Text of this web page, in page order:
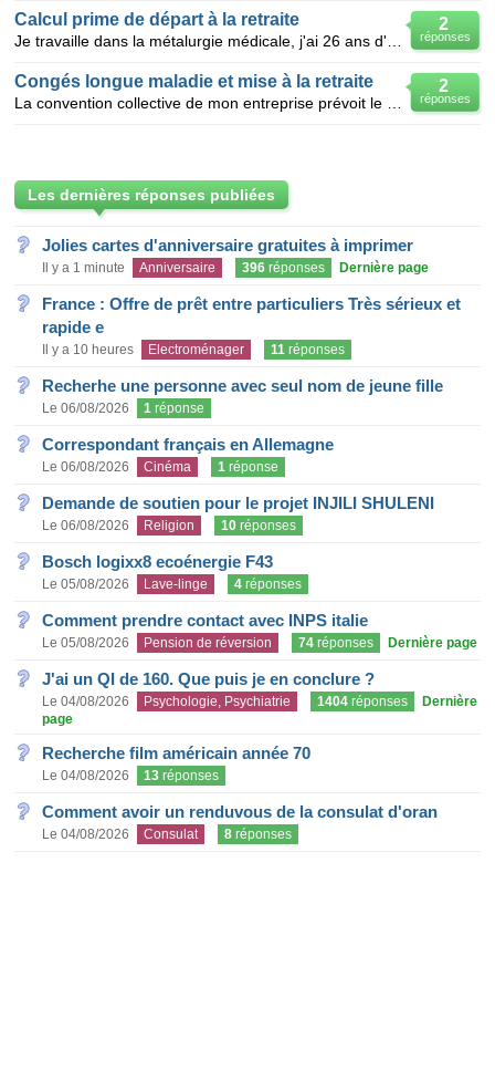
2
réponses
Calcul prime de départ à la retraite
2
réponses
Congés longue maladie et mise à la retraite
Les dernières réponses publiées
Jolies cartes d'anniversaire gratuites à imprimer
Il y a 1 minute Anniversaire 396 réponses Dernière page
France : Offre de prêt entre particuliers Très sérieux et
rapide e
Il y a 10 heures Electroménager 11 réponses
Recherhe une personne avec seul nom de jeune fille
Le 06/08/2026 1 réponse
Correspondant français en Allemagne
Le 06/08/2026 Cinéma 1 réponse
Demande de soutien pour le projet INJILI SHULENI
Le 06/08/2026 Religion 10 réponses
Bosch logixx8 ecoénergie F43
Le 05/08/2026 Lave-linge 4 réponses
Comment prendre contact avec INPS italie
Le 05/08/2026 Pension de réversion 74 réponses Dernière page
J'ai un QI de 160. Que puis je en conclure ?
Le 04/08/2026 Psychologie, Psychiatrie 1404 réponses
Dernière
page
Recherche film américain année 70
Le 04/08/2026 13 réponses
Comment avoir un renduvous de la consulat d'oran
Le 04/08/2026 Consulat 8 réponses